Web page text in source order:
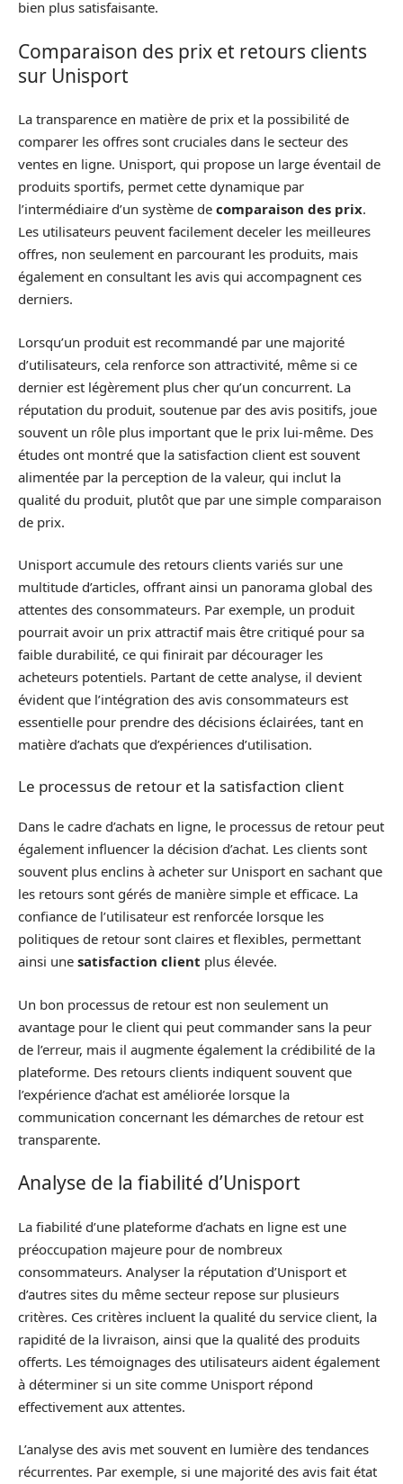
bien plus satisfaisante.
Comparaison des prix et retours clients
sur Unisport
La transparence en matière de prix et la possibilité de
comparer les offres sont cruciales dans le secteur des
ventes en ligne. Unisport, qui propose un large éventail de
produits sportifs, permet cette dynamique par
l’intermédiaire d’un système de comparaison des prix.
Les utilisateurs peuvent facilement deceler les meilleures
offres, non seulement en parcourant les produits, mais
également en consultant les avis qui accompagnent ces
derniers.
Lorsqu’un produit est recommandé par une majorité
d’utilisateurs, cela renforce son attractivité, même si ce
dernier est légèrement plus cher qu’un concurrent. La
réputation du produit, soutenue par des avis positifs, joue
souvent un rôle plus important que le prix lui-même. Des
études ont montré que la satisfaction client est souvent
alimentée par la perception de la valeur, qui inclut la
qualité du produit, plutôt que par une simple comparaison
de prix.
Unisport accumule des retours clients variés sur une
multitude d’articles, offrant ainsi un panorama global des
attentes des consommateurs. Par exemple, un produit
pourrait avoir un prix attractif mais être critiqué pour sa
faible durabilité, ce qui finirait par décourager les
acheteurs potentiels. Partant de cette analyse, il devient
évident que l’intégration des avis consommateurs est
essentielle pour prendre des décisions éclairées, tant en
matière d’achats que d’expériences d’utilisation.
Le processus de retour et la satisfaction client
Dans le cadre d’achats en ligne, le processus de retour peut
également influencer la décision d’achat. Les clients sont
souvent plus enclins à acheter sur Unisport en sachant que
les retours sont gérés de manière simple et efficace. La
confiance de l’utilisateur est renforcée lorsque les
politiques de retour sont claires et flexibles, permettant
ainsi une satisfaction client plus élevée.
Un bon processus de retour est non seulement un
avantage pour le client qui peut commander sans la peur
de l’erreur, mais il augmente également la crédibilité de la
plateforme. Des retours clients indiquent souvent que
l’expérience d’achat est améliorée lorsque la
communication concernant les démarches de retour est
transparente.
Analyse de la fiabilité d’Unisport
La fiabilité d’une plateforme d’achats en ligne est une
préoccupation majeure pour de nombreux
consommateurs. Analyser la réputation d’Unisport et
d’autres sites du même secteur repose sur plusieurs
critères. Ces critères incluent la qualité du service client, la
rapidité de la livraison, ainsi que la qualité des produits
offerts. Les témoignages des utilisateurs aident également
à déterminer si un site comme Unisport répond
effectivement aux attentes.
L’analyse des avis met souvent en lumière des tendances
récurrentes. Par exemple, si une majorité des avis fait état